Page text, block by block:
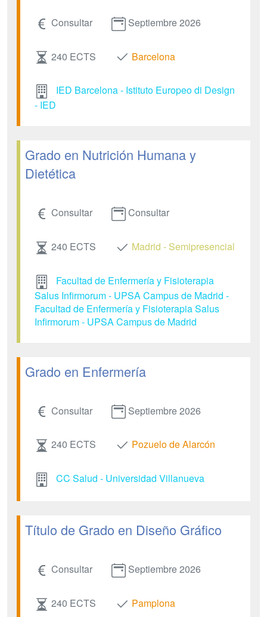
Consultar Septiembre 2026
240 ECTS Barcelona
IED Barcelona - Istituto Europeo di Design
- IED
Grado en Nutrición Humana y
Dietética
Consultar Consultar
240 ECTS Madrid - Semipresencial
Facultad de Enfermería y Fisioterapia
Salus Infirmorum - UPSA Campus de Madrid -
Facultad de Enfermería y Fisioterapia Salus
Infirmorum - UPSA Campus de Madrid
Grado en Enfermería
Consultar Septiembre 2026
240 ECTS Pozuelo de Alarcón
CC Salud - Universidad Villanueva
Título de Grado en Diseño Gráfico
Consultar Septiembre 2026
240 ECTS Pamplona